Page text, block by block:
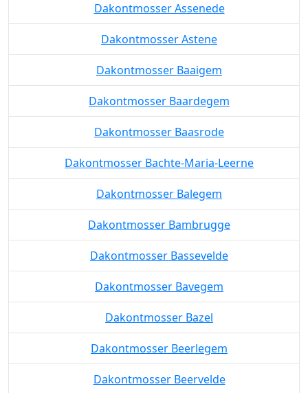
Dakontmosser Assenede
Dakontmosser Astene
Dakontmosser Baaigem
Dakontmosser Baardegem
Dakontmosser Baasrode
Dakontmosser Bachte-Maria-Leerne
Dakontmosser Balegem
Dakontmosser Bambrugge
Dakontmosser Bassevelde
Dakontmosser Bavegem
Dakontmosser Bazel
Dakontmosser Beerlegem
Dakontmosser Beervelde